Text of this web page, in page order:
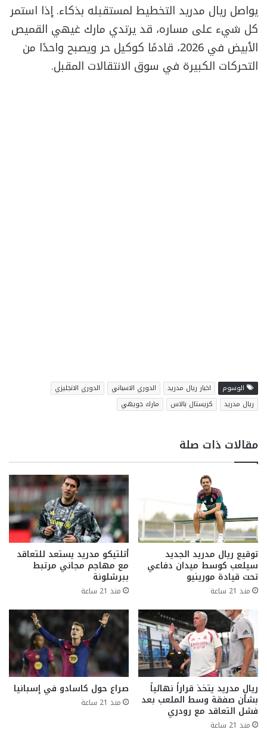
يواصل ريال مدريد التخطيط لمستقبله بذكاء. إذا استمر
كل شيء على مساره، قد يرتدي مارك غيهي القميص
الأبيض في 2026، قادمًا كوكيل حر ويصبح واحدًا من
التحركات الكبيرة في سوق الانتقالات المقبل.
الوسوم اخبار ريال مدريد الدوري الاسباني
الدوري الانجليزي
ريال مدريد
كريستال بالاس مارك جويهي
مقالات ذات صلة
توقيع ريال مدريد الجديد
سيلعب كوسط ميدان دفاعي
تحت قيادة مورينيو
منذ 21 ساعة
أتلتيكو مدريد يستعد للتعاقد
مع مهاجم مجاني مرتبط
ببرشلونة
منذ 21 ساعة
ريال مدريد يتخذ قراراً نهائياً
بشأن صفقة وسط الملعب بعد
فشل التعاقد مع رودري
منذ 21 ساعة
صراع حول كاسادو في إسبانيا
منذ 21 ساعة